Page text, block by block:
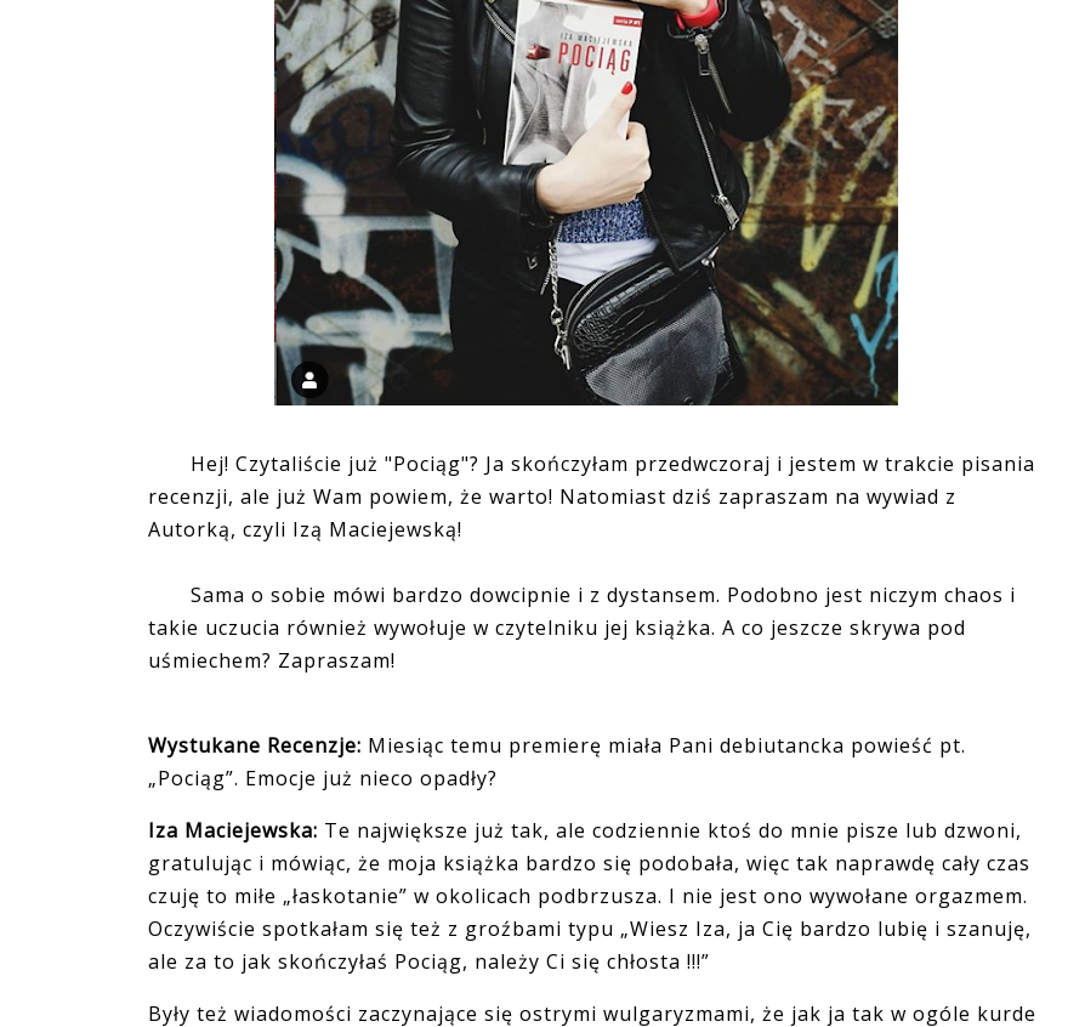
Hej! Czytaliście już "Pociąg"? Ja skończyłam przedwczoraj i jestem w trakcie pisania
recenzji, ale już Wam powiem, że warto! Natomiast dziś zapraszam na wywiad z
Autorką, czyli Izą Maciejewską!
Sama o sobie mówi bardzo dowcipnie i z dystansem. Podobno jest niczym chaos i
takie uczucia również wywołuje w czytelniku jej książka. A co jeszcze skrywa pod
uśmiechem? Zapraszam!
Wystukane Recenzje: Miesiąc temu premierę miała Pani debiutancka powieść pt.
„Pociąg”. Emocje już nieco opadły?
Iza Maciejewska: Te największe już tak, ale codziennie ktoś do mnie pisze lub dzwoni,
gratulując i mówiąc, że moja książka bardzo się podobała, więc tak naprawdę cały czas
czuję to miłe „łaskotanie” w okolicach podbrzusza. I nie jest ono wywołane orgazmem.
Oczywiście spotkałam się też z groźbami typu „Wiesz Iza, ja Cię bardzo lubię i szanuję,
ale za to jak skończyłaś Pociąg, należy Ci się chłosta !!!”
Były też wiadomości zaczynające się ostrymi wulgaryzmami, że jak ja tak w ogóle kurde